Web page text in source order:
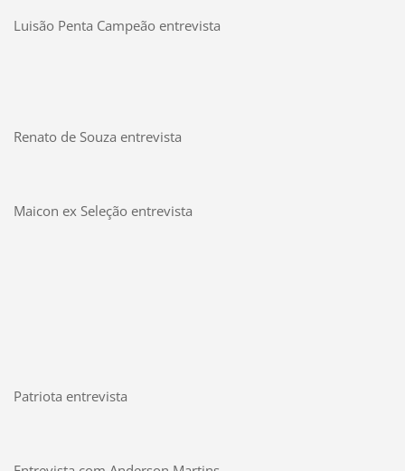
Luisão Penta Campeão entrevista
Renato de Souza entrevista
Maicon ex Seleção entrevista
Patriota entrevista